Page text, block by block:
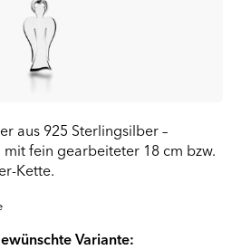
aus 925 Sterlingsilber –
fein gearbeiteter 18 cm bzw.
Kette.
Variante: